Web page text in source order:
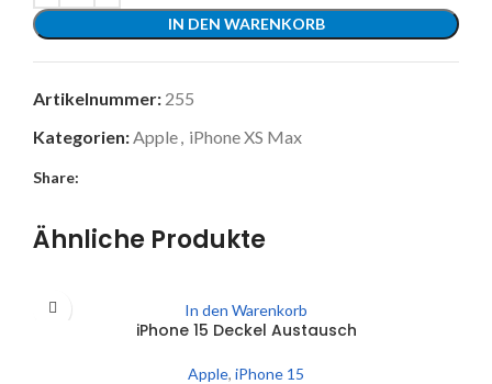
IN DEN WARENKORB
Artikelnummer: 255
Kategorien:Apple, iPhone XS Max
Share:
Ähnliche Produkte
In den Warenkorb
iPhone 15 Deckel Austausch
Apple, iPhone 15